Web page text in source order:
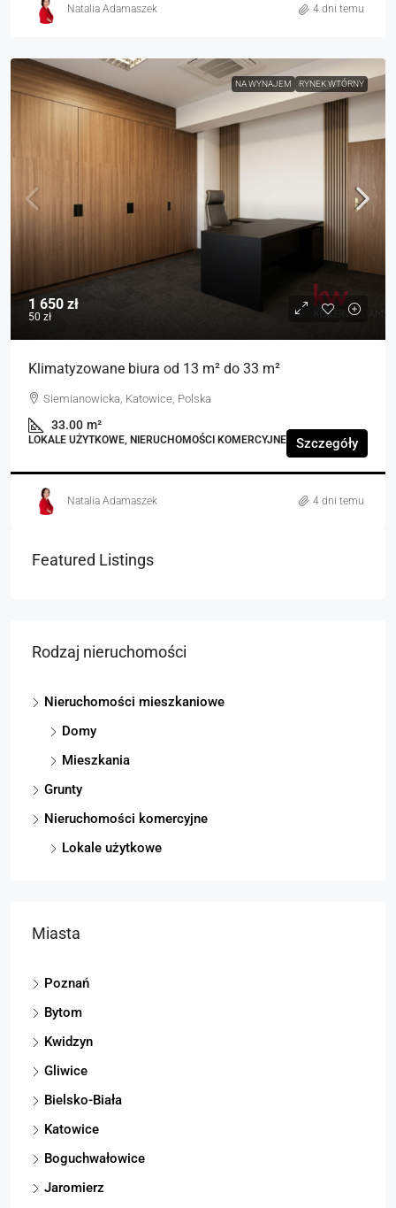
Natalia Adamaszek 4 dni temu
NA WYNAJEM RYNEK WTÓRNY
1 650 zł
50 zł
Klimatyzowane biura od 13 m² do 33 m²
Siemianowicka, Katowice, Polska
33.00 m²
LOKALE UŻYTKOWE, NIERUCHOMOŚCI KOMERCYJNE Szczegóły
Natalia Adamaszek 4 dni temu
Featured Listings
Rodzaj nieruchomości
Nieruchomości mieszkaniowe
Domy
Mieszkania
Grunty
Nieruchomości komercyjne
Lokale użytkowe
Miasta
Poznań
Bytom
Kwidzyn
Gliwice
Bielsko-Biała
Katowice
Boguchwałowice
Jaromierz